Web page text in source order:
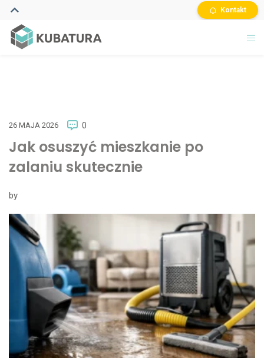
Kontakt
26 MAJA 2026 0
Jak osuszyć mieszkanie po
zalaniu skutecznie
by